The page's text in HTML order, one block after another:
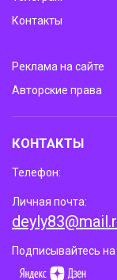
Контакты
Реклама на сайте
Авторские права
КОНТАКТЫ
Телефон:
Личная почта:
Подписывайтесь на